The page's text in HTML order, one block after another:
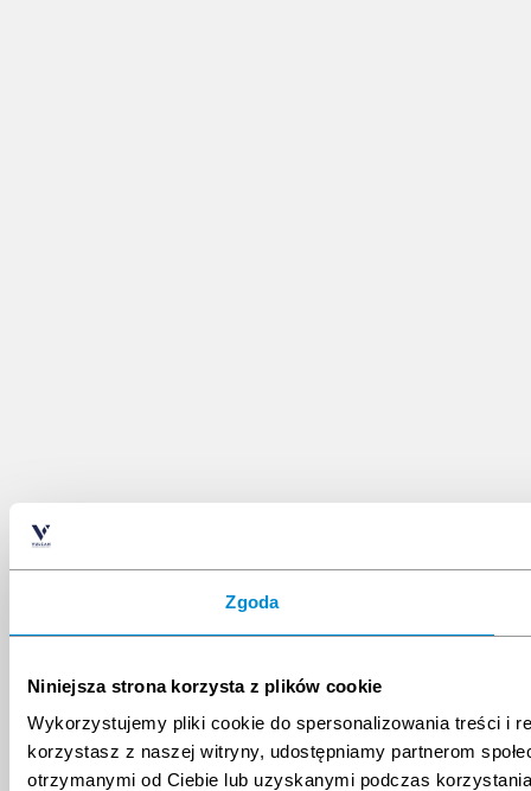
Zgoda
Niniejsza strona korzysta z plików cookie
Wykorzystujemy pliki cookie do spersonalizowania treści i
korzystasz z naszej witryny, udostępniamy partnerom
otrzymanymi od Ciebie lub uzyskanymi podczas